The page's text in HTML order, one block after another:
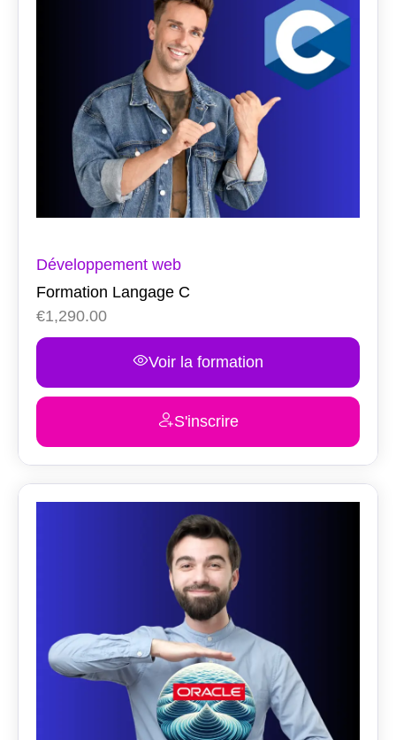
Développement web
Formation Langage C
€1,290.00
Voir la formation
S'inscrire